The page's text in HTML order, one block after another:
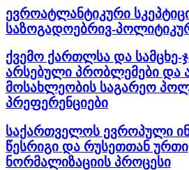
ევროატლანტიკური
საზოგადოებრივ-
ქვემო ქართლსა და სამცხე-
არსებული პრობლემები და
მოსახლეობის საგარეო
პრეფერენციები
საქართველოს ევროპული
წესრიგი და რუსეთთან
ნორმალიზაციის პროცესი